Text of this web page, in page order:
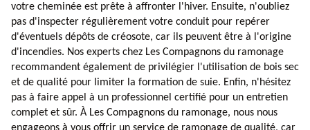
votre cheminée est prête à affronter l'hiver. Ensuite, n'oubliez
pas d'inspecter régulièrement votre conduit pour repérer
d'éventuels dépôts de créosote, car ils peuvent être à l'origine
d'incendies. Nos experts chez Les Compagnons du ramonage
recommandent également de privilégier l'utilisation de bois sec
et de qualité pour limiter la formation de suie. Enfin, n'hésitez
pas à faire appel à un professionnel certifié pour un entretien
complet et sûr. À Les Compagnons du ramonage, nous nous
engageons à vous offrir un service de ramonage de qualité, car